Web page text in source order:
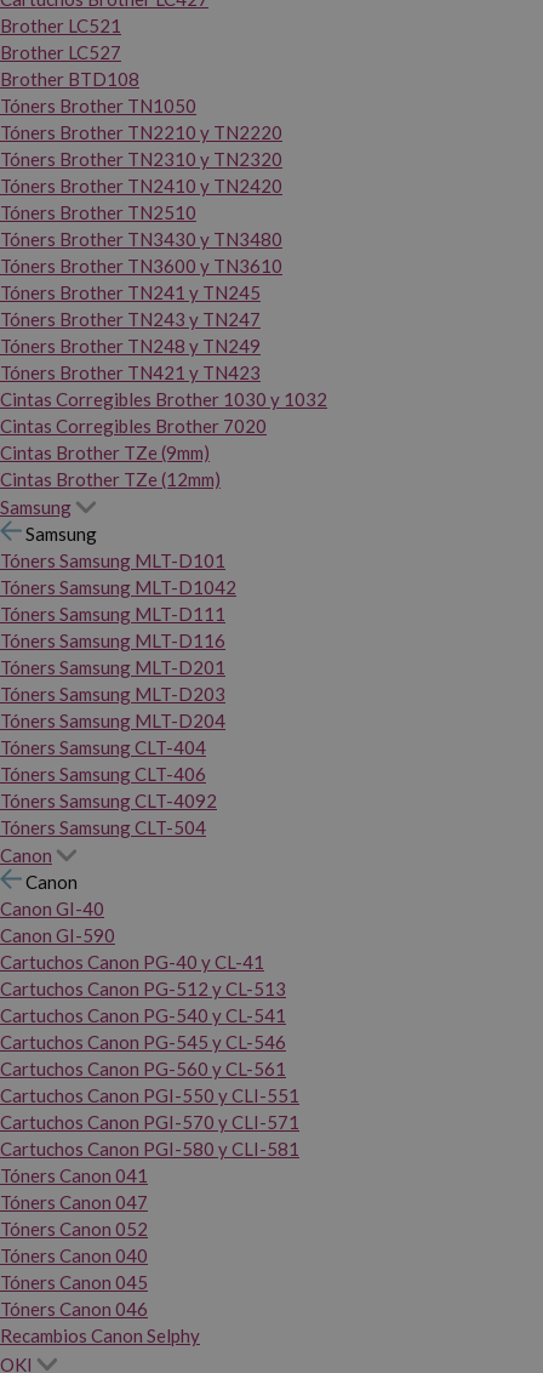
Brother LC521
Brother LC527
Brother BTD108
Tóners Brother TN1050
Tóners Brother TN2210 y TN2220
Tóners Brother TN2310 y TN2320
Tóners Brother TN2410 y TN2420
Tóners Brother TN2510
Tóners Brother TN3430 y TN3480
Tóners Brother TN3600 y TN3610
Tóners Brother TN241 y TN245
Tóners Brother TN243 y TN247
Tóners Brother TN248 y TN249
Tóners Brother TN421 y TN423
Cintas Corregibles Brother 1030 y 1032
Cintas Corregibles Brother 7020
Cintas Brother TZe (9mm)
Cintas Brother TZe (12mm)
Samsung
Samsung
Tóners Samsung MLT-D101
Tóners Samsung MLT-D1042
Tóners Samsung MLT-D111
Tóners Samsung MLT-D116
Tóners Samsung MLT-D201
Tóners Samsung MLT-D203
Tóners Samsung MLT-D204
Tóners Samsung CLT-404
Tóners Samsung CLT-406
Tóners Samsung CLT-4092
Tóners Samsung CLT-504
Canon
Canon
Canon GI-40
Canon GI-590
Cartuchos Canon PG-40 y CL-41
Cartuchos Canon PG-512 y CL-513
Cartuchos Canon PG-540 y CL-541
Cartuchos Canon PG-545 y CL-546
Cartuchos Canon PG-560 y CL-561
Cartuchos Canon PGI-550 y CLI-551
Cartuchos Canon PGI-570 y CLI-571
Cartuchos Canon PGI-580 y CLI-581
Tóners Canon 041
Tóners Canon 047
Tóners Canon 052
Tóners Canon 040
Tóners Canon 045
Tóners Canon 046
Recambios Canon Selphy
OKI